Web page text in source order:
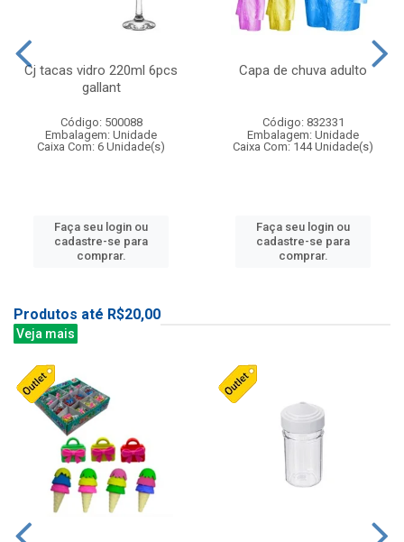
Cj tacas vidro 220ml 6pcs
gallant
Código: 500088
Embalagem: Unidade
Caixa Com: 6 Unidade(s)
Faça seu login ou
cadastre-se para
comprar.
Capa de chuva adulto
Código: 832331
Embalagem: Unidade
Caixa Com: 144 Unidade(s)
Faça seu login ou
cadastre-se para
comprar.
Produtos até R$20,00
Veja mais